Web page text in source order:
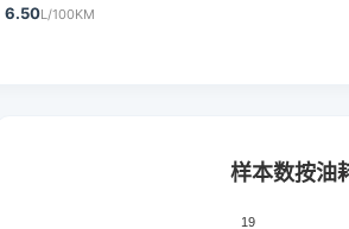
6.50L/100KM